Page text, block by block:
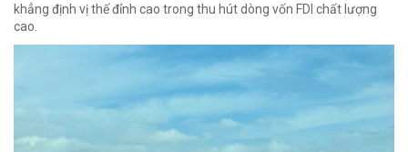
khẳng định vị thế đỉnh cao trong thu hút dòng vốn FDI chất lượng
cao.